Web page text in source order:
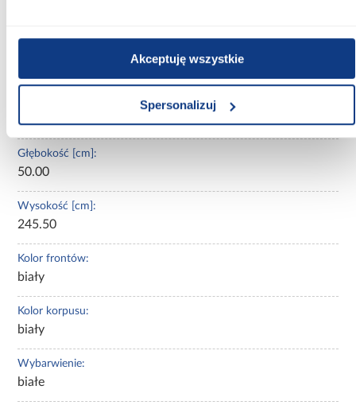
Akceptuję wszystkie
Spersonalizuj
Głębokość [cm]:
50.00
Wysokość [cm]:
245.50
Kolor frontów:
biały
Kolor korpusu:
biały
Wybarwienie:
białe